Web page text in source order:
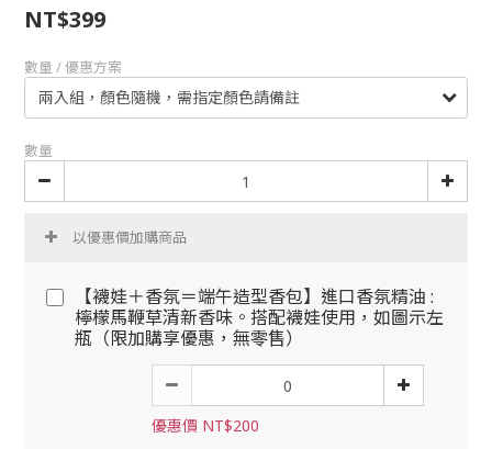
NT$399
數量 / 優惠方案
數量
以優惠價加購商品
【襪娃＋香氛＝端午造型香包】進口香氛精油 :
檸檬馬鞭草清新香味。搭配襪娃使用，如圖示左
瓶（限加購享優惠，無零售）
優惠價 NT$200